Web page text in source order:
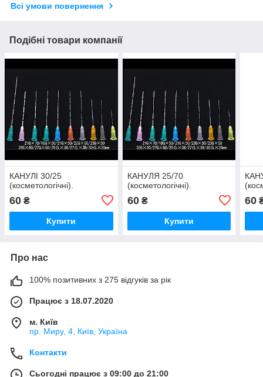
Всі умови повернення
Подібні товари компанії
КАНУЛІ 30/25
(косметологічні).
60 ₴
Купити
КАНУЛЯ 25/70
(косметологічні).
60₴
Купити
60
Про нас
100% позитивних з 275 відгуків за рік
Працює з 18.07.2020
м. Київ
пр. Миру, 4, Київ, Україна
Контакти
Сьогодні працює з 09:00 до 21:00